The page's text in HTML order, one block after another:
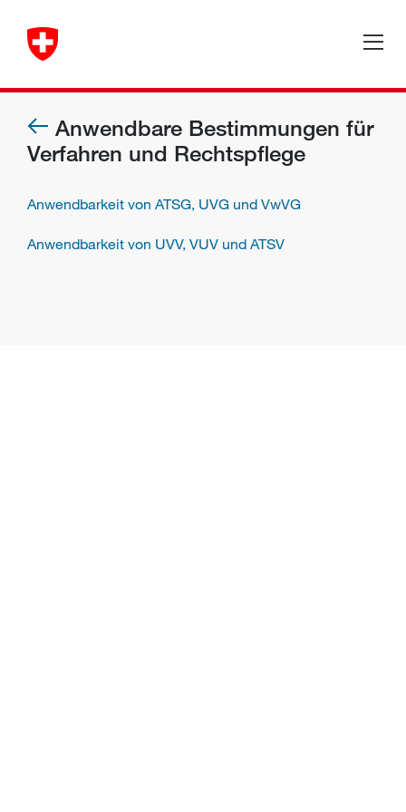
Anwendbare Bestimmungen für
Verfahren und Rechtspflege
Anwendbarkeit von ATSG, UVG und VwVG
Anwendbarkeit von UVV, VUV und ATSV